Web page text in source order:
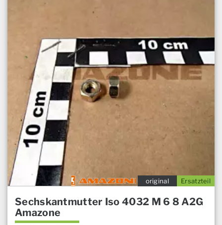
Ersatzteil
original
Sechskantmutter Iso 4032 M 6 8 A2G
Amazone